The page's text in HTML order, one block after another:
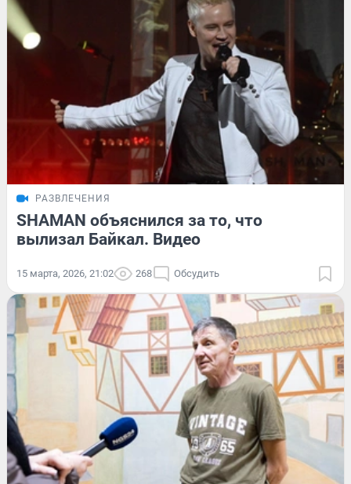
РАЗВЛЕЧЕНИЯ
SHAMAN объяснился за то, что
вылизал Байкал. Видео
15 марта, 2026, 21:02 268 Обсудить